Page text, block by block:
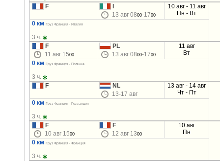
F
13 авг 0800-1700
10 авг - 11 авг
Пн - Вт
0 км
Груз Франция - Италия
3 ч.
F
11 авг 1500
PL
13 авг 0800-1700
11 авг
Вт
0 км
Груз Франция - Польша
3 ч.
F
NL
13-17 авг
13 авг - 14 авг
Чт - Пт
0 км
Груз Франция - Голландия
3 ч.
F
10 авг 1500
F
12 авг 1300
10 авг
Пн
0 км
Груз Франция - Франция
3 ч.